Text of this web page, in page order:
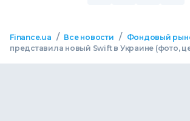
Finance.ua / Все новости / Фондовый
представила новый Swift в Украине (фото,